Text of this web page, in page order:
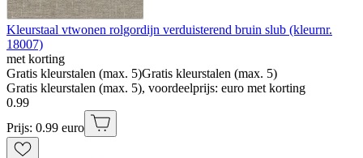
Kleurstaal vtwonen rolgordijn verduisterend bruin slub (kleurnr.
18007)
met korting
Gratis kleurstalen (max. 5)Gratis kleurstalen (max. 5)
Gratis kleurstalen (max. 5), voordeelprijs: euro met korting
0.99
Prijs: 0.99 euro